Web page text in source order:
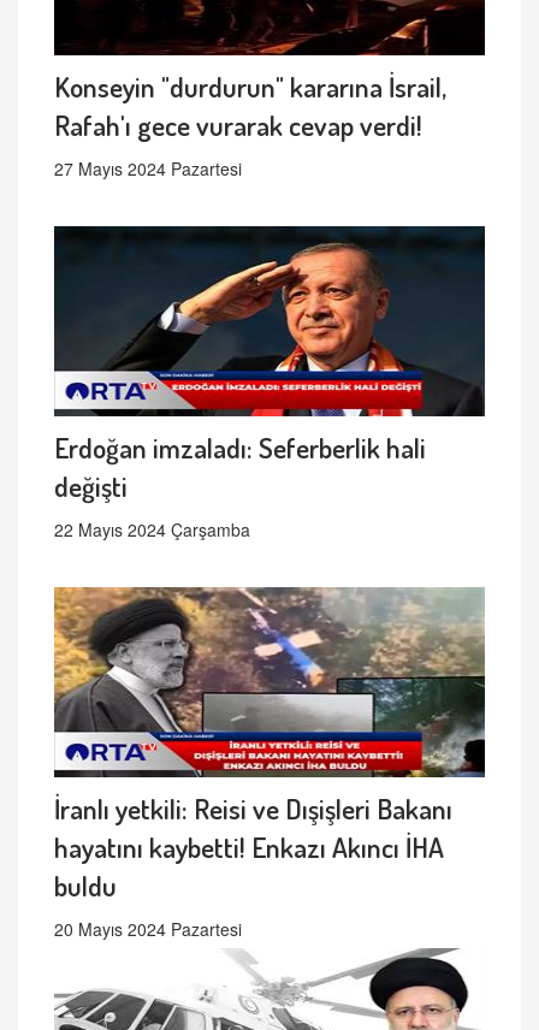
Konseyin "durdurun" kararına İsrail,
Rafah'ı gece vurarak cevap verdi!
27 Mayıs 2024 Pazartesi
Erdoğan imzaladı: Seferberlik hali
değişti
22 Mayıs 2024 Çarşamba
İranlı yetkili: Reisi ve Dışişleri Bakanı
hayatını kaybetti! Enkazı Akıncı İHA
buldu
20 Mayıs 2024 Pazartesi